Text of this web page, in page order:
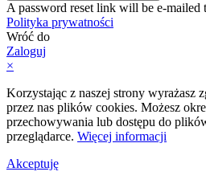
A password reset link will be e-mailed
Polityka prywatności
Wróć do
Zaloguj
×
Korzystając z naszej strony wyrażasz
przez nas plików cookies. Możesz
przechowywania lub dostępu do
przeglądarce. Więcej informacji
Akceptuję